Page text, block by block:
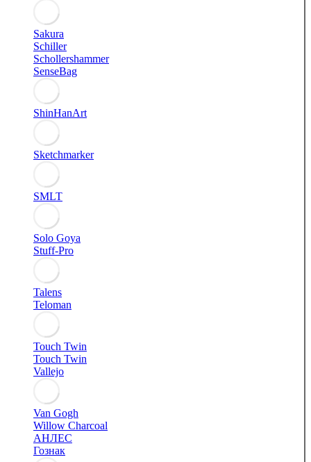
Sakura
Schiller
Schollershammer
SenseBag
ShinHanArt
Sketchmarker
SMLT
Solo Goya
Stuff-Pro
Talens
Teloman
Touch Twin
Touch Twin
Vallejo
Van Gogh
Willow Charcoal
АНЛЕС
Гознак